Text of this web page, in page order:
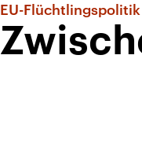
EU-Flüchtlingspolitik